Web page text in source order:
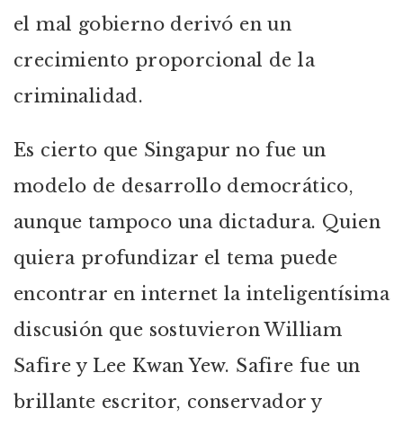
el mal gobierno derivó en un
crecimiento proporcional de la
criminalidad.
Es cierto que Singapur no fue un
modelo de desarrollo democrático,
aunque tampoco una dictadura. Quien
quiera profundizar el tema puede
encontrar en internet la inteligentísima
discusión que sostuvieron William
Safire y Lee Kwan Yew. Safire fue un
brillante escritor, conservador y